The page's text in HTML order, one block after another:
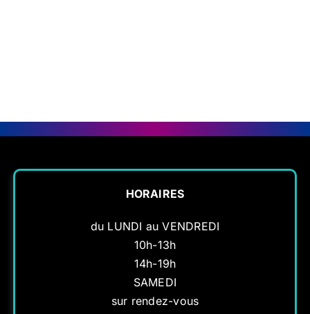
016542
HORAIRES
du LUNDI au VENDREDI
10h-13h
14h-19h
SAMEDI
sur rendez-vous